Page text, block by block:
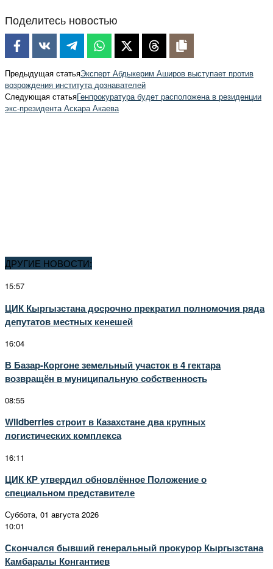
Поделитесь новостью
Предыдущая статьяЭксперт Абдыкерим Аширов выступает против
возрождения института дознавателей
Следующая статьяГенпрокуратура будет расположена в резиденции
экс-президента Аскара Акаева
ДРУГИЕ НОВОСТИ:
15:57
ЦИК Кыргызстана досрочно прекратил полномочия ряда
депутатов местных кенешей
16:04
В Базар-Коргоне земельный участок в 4 гектара
возвращён в муниципальную собственность
08:55
Wildberries строит в Казахстане два крупных
логистических комплекса
16:11
ЦИК КР утвердил обновлённое Положение о
специальном представителе
Суббота, 01 августа 2026
10:01
Скончался бывший генеральный прокурор Кыргызстана
Камбаралы Конгантиев